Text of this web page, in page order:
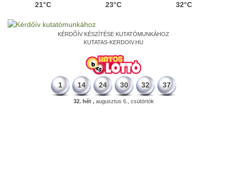
21°C 23°C 32°C
KÉRDŐÍV KÉSZÍTÉSE KUTATÓMUNKÁHOZ
KUTATAS-KERDOIV.HU
1 14 24 30 32 37
32. hét ,augusztus 6., csütörtök